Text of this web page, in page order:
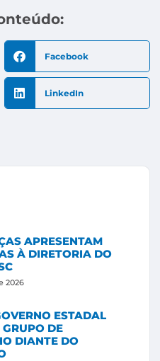
Facebook
LinkedIn
APRESENTAM
À DIRETORIA DO
2026
ESTADAL
DE
DIANTE DO